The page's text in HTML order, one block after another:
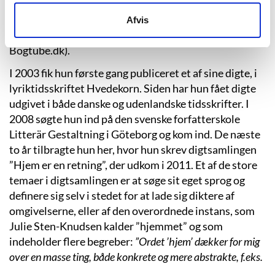
Afvis
perfektionist. Jeg elsker at sysle med sproget, indtil det
siger Julie Sten-Knudsen. (Sarah
Skyt Persson: Så sidder man bare her helt blottet.
Bogtube.dk).
I 2003 fik hun første gang publiceret et af sine digte, i
lyriktidsskriftet Hvedekorn. Siden har hun fået digte
udgivet i både danske og udenlandske tidsskrifter. I
2008 søgte hun ind på den svenske forfatterskole
Litterär Gestaltning i Göteborg og kom ind. De næste
to år tilbragte hun her, hvor hun skrev digtsamlingen
”Hjem er en retning”, der udkom i 2011. Et af de store
temaer i digtsamlingen er at søge sit eget sprog og
definere sig selv i stedet for at lade sig diktere af
omgivelserne, eller af den overordnede instans, som
Julie Sten-Knudsen kalder ”hjemmet” og som
indeholder flere begreber: ”Ordet ’hjem’ dækker for mig
over en masse ting, både konkrete og mere abstrakte, f.eks.